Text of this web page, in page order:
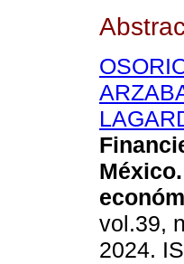
vol.39,
2024.